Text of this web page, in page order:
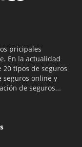
pricipales
En la actualidad
20 tipos de seguros
seguros online y
de seguros...